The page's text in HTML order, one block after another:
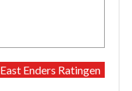
East Enders Ratingen